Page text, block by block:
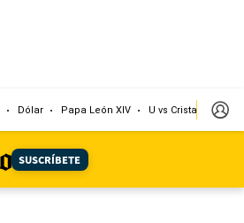
Dólar Papa León XIV U vs Cristal
SUSCRÍBETE